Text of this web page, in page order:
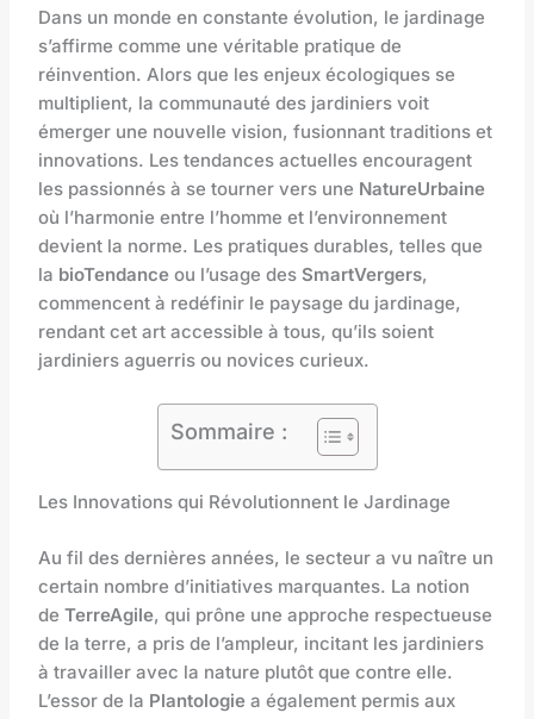
Dans un monde en constante évolution, le jardinage
s’affirme comme une véritable pratique de
réinvention. Alors que les enjeux écologiques se
multiplient, la communauté des jardiniers voit
émerger une nouvelle vision, fusionnant traditions et
innovations. Les tendances actuelles encouragent
les passionnés à se tourner vers une NatureUrbaine
où l’harmonie entre l’homme et l’environnement
devient la norme. Les pratiques durables, telles que
la bioTendance ou l’usage des SmartVergers,
commencent à redéfinir le paysage du jardinage,
rendant cet art accessible à tous, qu’ils soient
jardiniers aguerris ou novices curieux.
Sommaire :
Les Innovations qui Révolutionnent le Jardinage
Au fil des dernières années, le secteur a vu naître un
certain nombre d’initiatives marquantes. La notion
deTerreAgile, qui prône une approche respectueuse
de la terre, a pris de l’ampleur, incitant les jardiniers
à travailler avec la nature plutôt que contre elle.
L’essor de la Plantologie a également permis aux